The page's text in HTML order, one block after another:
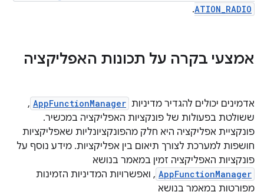
ATION_RADIO
.
אמצעי בקרה על תכונות האפליקציה
אדמינים יכולים להגדיר מדיניות AppFunctionManager
,
ששולטת בפעולות של פונקציות האפליקציה במכשיר.
פונקציית אפליקציה היא חלק מהפונקציונליות שאפליקציות
חושפות למערכת לצורך תיאום בין אפליקציות. מידע נוסף על
פונקציות האפליקציה זמין במאמר בנושא
AppFunctionManager , ואפשרויות המדיניות הזמינות
מפורטות במאמר בנושא